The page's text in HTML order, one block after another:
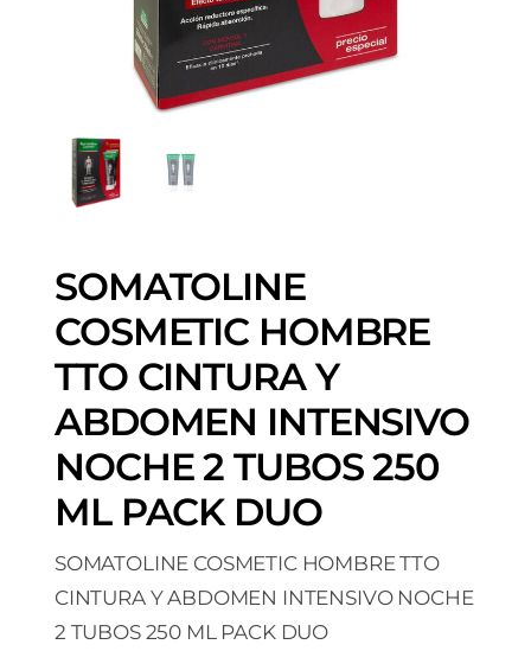
SOMATOLINE
COSMETIC HOMBRE
TTO CINTURA Y
ABDOMEN INTENSIVO
NOCHE 2 TUBOS 250
ML PACK DUO
SOMATOLINE COSMETIC HOMBRE TTO
CINTURA Y ABDOMEN INTENSIVO NOCHE
2 TUBOS 250 ML PACK DUO